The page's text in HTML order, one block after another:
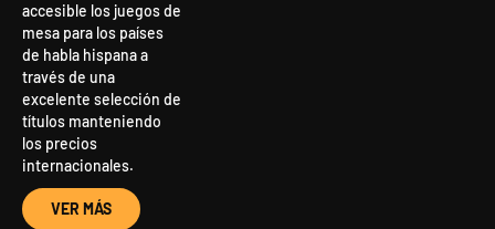
accesible los juegos de
mesa para los países
de habla hispana a
través de una
excelente selección de
títulos manteniendo
los precios
internacionales.
VER MÁS